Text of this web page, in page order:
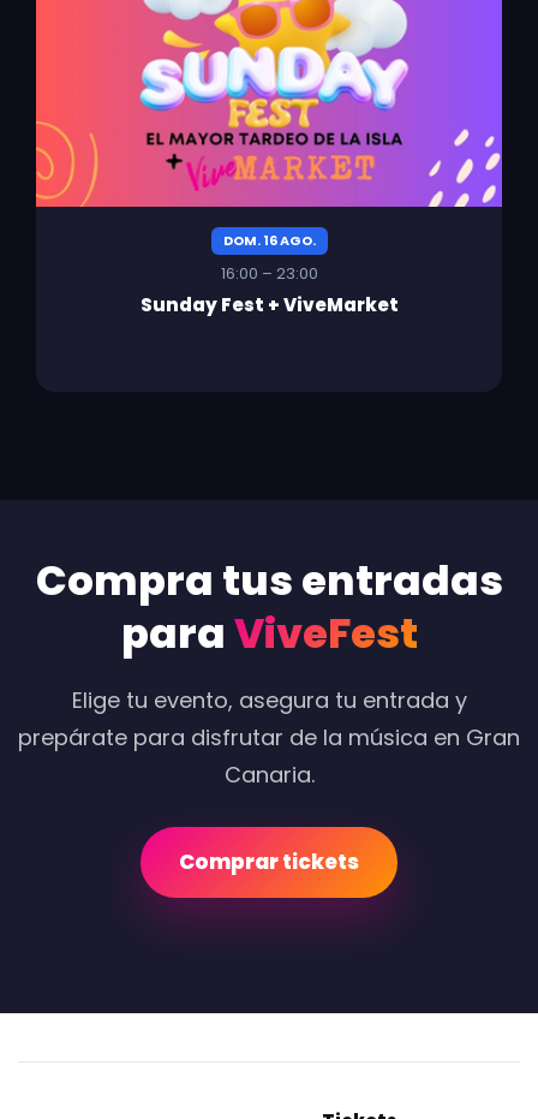
DOM. 16 AGO.
16:00 – 23:00
Sunday Fest + ViveMarket
Compra tus entradas
paraViveFest
Elige tu evento, asegura tu entrada y
prepárate para disfrutar de la música en Gran
Canaria.
Comprar tickets